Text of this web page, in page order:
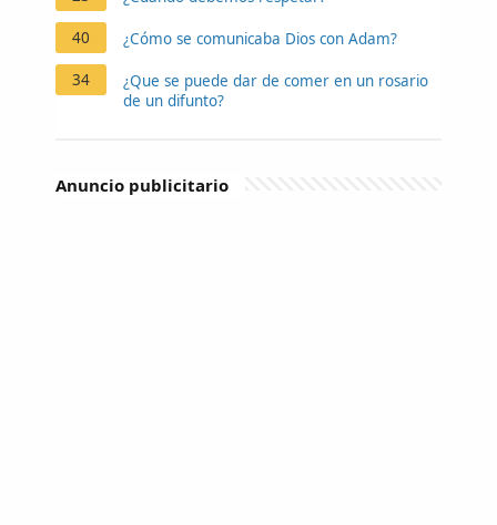
40 ¿Cómo se comunicaba Dios con Adam?
34
¿Que se puede dar de comer en un rosario
de un difunto?
Anuncio publicitario